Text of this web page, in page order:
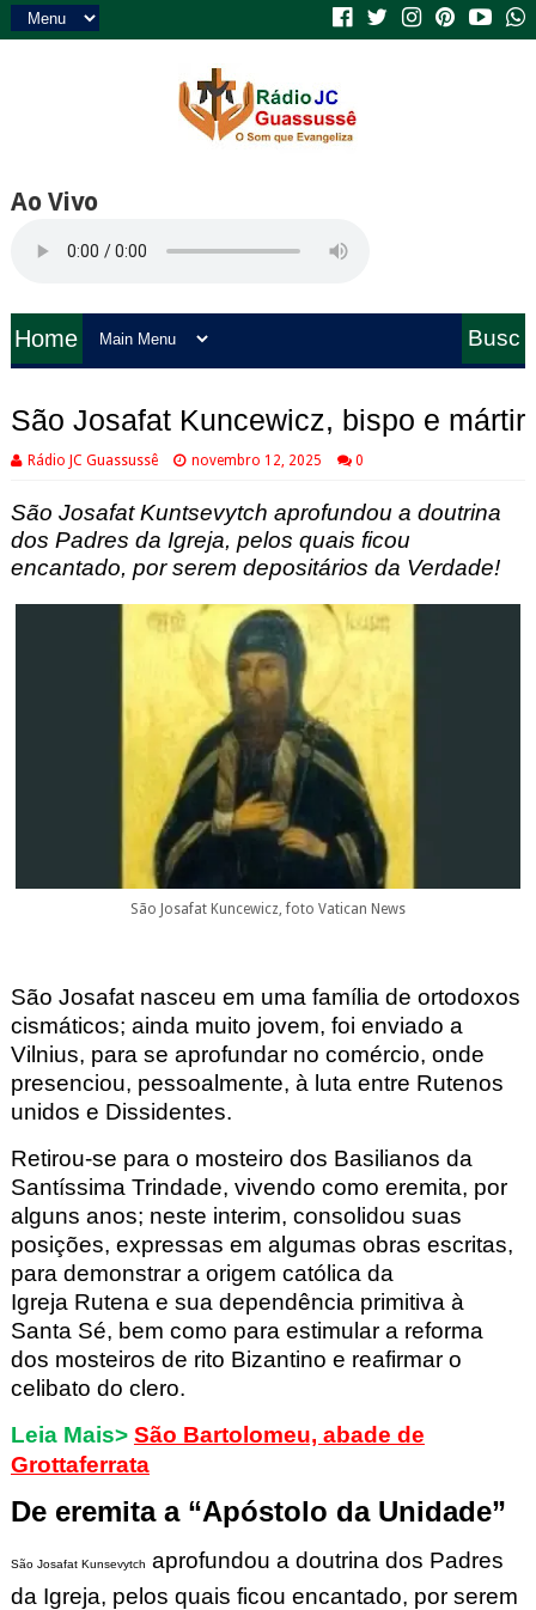
Ao Vivo
Home
Busc
São Josafat Kuncewicz, bispo e mártir
Rádio JC Guassussê novembro 12, 2025 0
São Josafat Kuntsevytch aprofundou a doutrina
dos Padres da Igreja, pelos quais ficou
encantado, por serem depositários da Verdade!
São Josafat Kuncewicz, foto Vatican News
São Josafat nasceu em uma família de ortodoxos
cismáticos; ainda muito jovem, foi enviado a
Vilnius, para se aprofundar no comércio, onde
presenciou, pessoalmente, à luta entre Rutenos
unidos e Dissidentes.
Retirou-se para o mosteiro dos Basilianos da
Santíssima Trindade, vivendo como eremita, por
alguns anos; neste interim, consolidou suas
posições, expressas em algumas obras escritas,
para demonstrar a origem católica da
Igreja Rutena e sua dependência primitiva à
Santa Sé, bem como para estimular a reforma
dos mosteiros de rito Bizantino e reafirmar o
celibato do clero.
Leia Mais> São Bartolomeu, abade de
Grottaferrata
De eremita a “Apóstolo da Unidade”
São Josafat Kunsevytch aprofundou a doutrina dos Padres
da Igreja, pelos quais ficou encantado, por serem